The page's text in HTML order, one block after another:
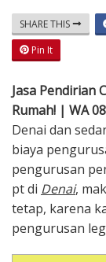
SHARE THIS
Pin It
Jasa Pendirian
Rumah! | WA
Denai dan
biaya
pengurusan
pt di Denai,
tetap, karena
pengurusan